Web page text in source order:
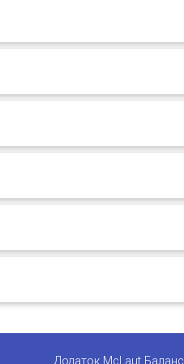
Додаток McLaut Баланс